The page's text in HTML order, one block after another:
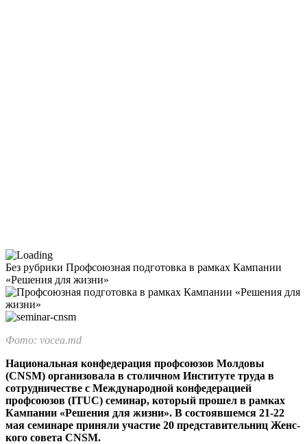
Без рубрики Профсоюзная подготовка в рамках Кампании
«Решения для жизни»
Фото: vocea.md
Национальная конфедерация профсоюзов Молдовы
(CNSM) организовала в столичном Институте труда в
сотрудничестве с Международной конфедерацией
профсоюзов (ITUC) семинар, который прошел в рамках
Кам­пании «Решения для жизни». В состоявшемся 21-22
мая семинаре приняли участие 20 представительниц Женс-
кого совета CNSM.